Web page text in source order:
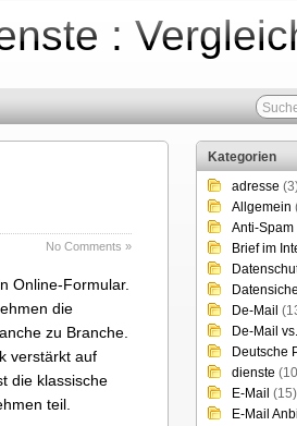
:
No Comments »
Online-Formular.
die
zu Branche.
verstärkt auf
die klassische
teil.
Kategorien
adresse
Allgemein
Anti-Spam
Brief im
De-Mail
De-Mail
Deutsche
dienste
E-Mail (15)
E-Mail